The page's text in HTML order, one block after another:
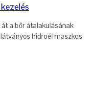
a bőr átalakulásának
hidroél maszkos